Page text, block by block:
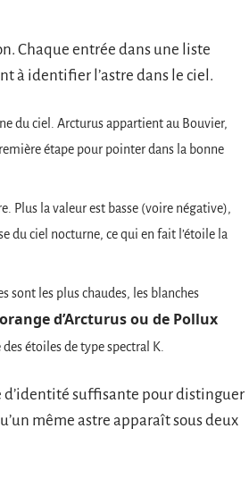
Chaque entrée dans une liste
à identifier l’astre dans le ciel.
du ciel. Arcturus appartient au Bouvier,
étape pour pointer dans la bonne
Plus la valeur est basse (voire négative),
du ciel nocturne, ce qui en fait l’étoile la
sont les plus chaudes, les blanches
d’Arcturus ou de Pollux
étoiles de type spectral K.
d’identité suffisante pour distinguer
même astre apparaît sous deux